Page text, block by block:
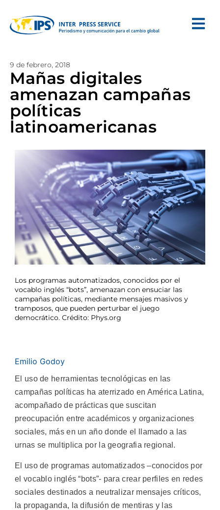
9 de febrero, 2018
Mañas digitales
amenazan campañas
políticas
latinoamericanas
Los programas automatizados, conocidos por el
vocablo inglés “bots”, amenazan con ensuciar las
campañas políticas, mediante mensajes masivos y
tramposos, que pueden perturbar el juego
democrático. Crédito: Phys.org
Emilio Godoy
El uso de herramientas tecnológicas en las
campañas políticas ha aterrizado en América Latina,
acompañado de prácticas que suscitan
preocupación entre académicos y organizaciones
sociales, más en un año donde el llamado a las
urnas se multiplica por la geografia regional.
El uso de programas automatizados –conocidos por
el vocablo inglés “bots”- para crear perfiles en redes
sociales destinados a neutralizar mensajes críticos,
la propaganda, la difusión de mentiras y las